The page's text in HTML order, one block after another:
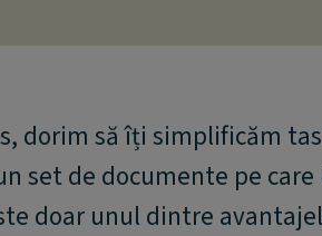
dorim să îți simplificăm
set de documente pe
doar unul dintre